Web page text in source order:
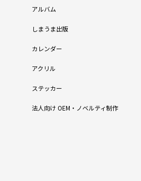
アルバム
しまうま出版
カレンダー
アクリル
ステッカー
法人向け OEM・ノベルティ制作